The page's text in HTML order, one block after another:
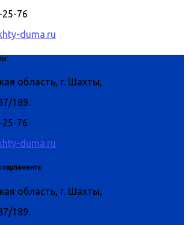
25-76
duma.ru
область, г. Шахты,
189.
25-76
duma.ru
парламента
область, г. Шахты,
189.